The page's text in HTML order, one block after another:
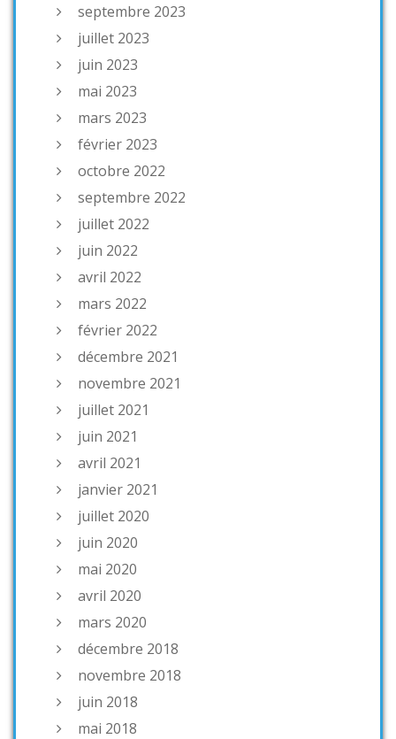
septembre 2023
juillet 2023
juin 2023
mai 2023
mars 2023
février 2023
octobre 2022
septembre 2022
juillet 2022
juin 2022
avril 2022
mars 2022
février 2022
décembre 2021
novembre 2021
juillet 2021
juin 2021
avril 2021
janvier 2021
juillet 2020
juin 2020
mai 2020
avril 2020
mars 2020
décembre 2018
novembre 2018
juin 2018
mai 2018